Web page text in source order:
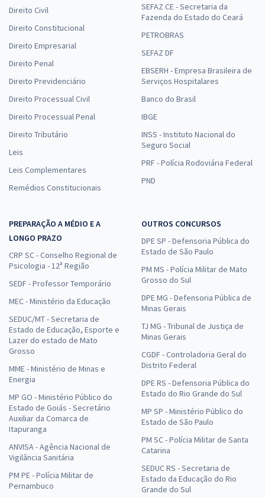
Direito Civil
Direito Constitucional
Direito Empresarial
Direito Penal
Direito Previdenciário
Direito Processual Civil
Direito Processual Penal
Direito Tributário
Leis
Leis Complementares
Remédios Constitucionais
SEFAZ CE - Secretaria da
Fazenda do Estado do Ceará
PETROBRAS
SEFAZ DF
EBSERH - Empresa Brasileira de
Serviços Hospitalares
Banco do Brasil
IBGE
INSS - Instituto Nacional do
Seguro Social
PRF - Polícia Rodoviária Federal
PND
PREPARAÇÃO A MÉDIO E A
LONGO PRAZO
CRP SC - Conselho Regional de
Psicologia - 12ª Região
SEDF - Professor Temporário
MEC - Ministério da Educação
SEDUC/MT - Secretaria de
Estado de Educação, Esporte e
Lazer do estado de Mato
Grosso
MME - Ministério de Minas e
Energia
MP GO - Ministério Público do
Estado de Goiás - Secretário
Auxiliar da Comarca de
Itapuranga
ANVISA - Agência Nacional de
Vigilância Sanitária
PM PE - Polícia Militar de
Pernambuco
OUTROS CONCURSOS
DPE SP - Defensoria Pública do
Estado de São Paulo
PM MS - Polícia Militar de Mato
Grosso do Sul
DPE MG - Defensoria Pública de
Minas Gerais
TJ MG - Tribunal de Justiça de
Minas Gerais
CGDF - Controladoria Geral do
Distrito Federal
DPE RS - Defensoria Pública do
Estado do Rio Grande do Sul
MP SP - Ministério Público do
Estado de São Paulo
PM SC - Polícia Militar de Santa
Catarina
SEDUC RS - Secretaria de
Estado da Educação do Rio
Grande do Sul